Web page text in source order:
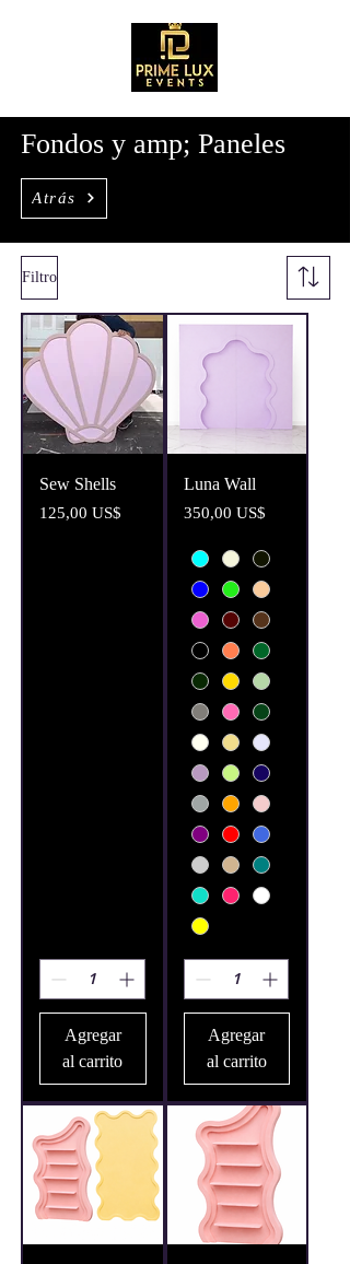
Fondos y amp; Paneles
Atrás
Filtro
Sew Shells
Precio
125,00 US$
Agregar
al carrito
Luna Wall
Precio
350,00 US$
Agregar
al carrito